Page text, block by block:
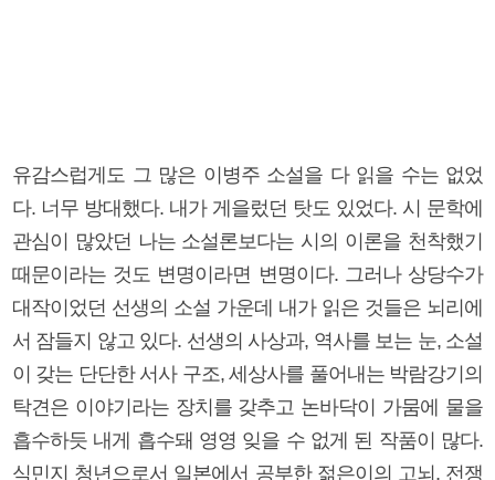
유감스럽게도 그 많은 이병주 소설을 다 읽을 수는 없었
다. 너무 방대했다. 내가 게을렀던 탓도 있었다. 시 문학에
관심이 많았던 나는 소설론보다는 시의 이론을 천착했기
때문이라는 것도 변명이라면 변명이다. 그러나 상당수가
대작이었던 선생의 소설 가운데 내가 읽은 것들은 뇌리에
서 잠들지 않고 있다. 선생의 사상과, 역사를 보는 눈, 소설
이 갖는 단단한 서사 구조, 세상사를 풀어내는 박람강기의
탁견은 이야기라는 장치를 갖추고 논바닥이 가뭄에 물을
흡수하듯 내게 흡수돼 영영 잊을 수 없게 된 작품이 많다.
식민지 청년으로서 일본에서 공부한 젊은이의 고뇌, 전쟁